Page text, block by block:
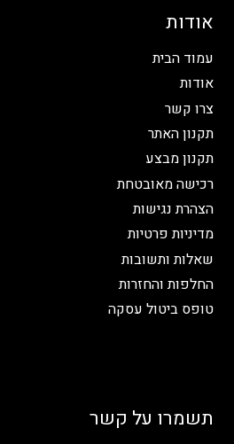
אודות
עמוד הבית
אודות
צרו קשר
תקנון האתר
תקנון מבצע
רכישה מאובטחת
הצהרת נגישות
מדיניות פרטיות
שאלות ותשובות
החלפות והחזרות
טופס ביטול עסקה
תשמרו על קשר